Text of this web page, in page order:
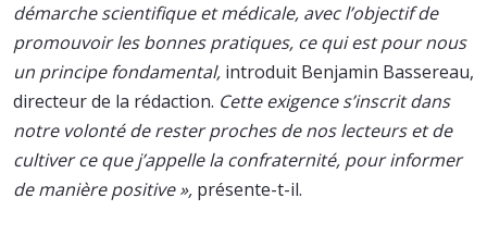
démarche scientifique et médicale, avec l’objectif de
promouvoir les bonnes pratiques, ce qui est pour nous
un principe fondamental, introduit Benjamin Bassereau,
directeur de la rédaction. Cette exigence s’inscrit dans
notre volonté de rester proches de nos lecteurs et de
cultiver ce que j’appelle la confraternité, pour informer
de manière positive », présente-t-il.